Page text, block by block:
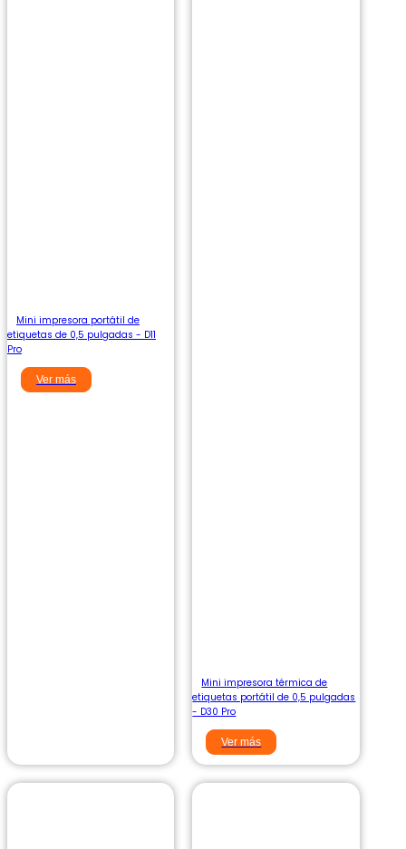
Mini impresora portátil de
etiquetas de 0,5 pulgadas - D11
Pro
Ver más
Mini impresora térmica de
etiquetas portátil de 0,5 pulgadas
- D30 Pro
Ver más